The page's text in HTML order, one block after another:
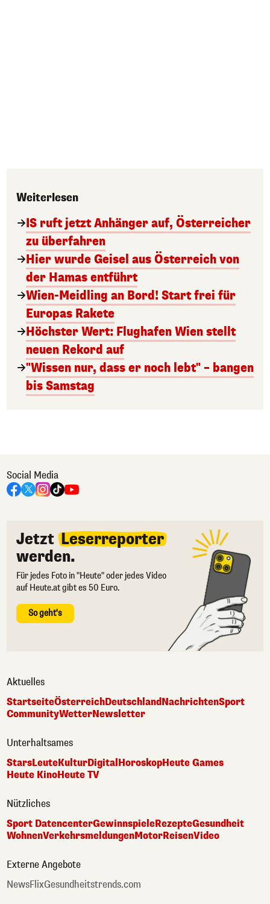
Weiterlesen
IS ruft jetzt Anhänger auf, Österreicher
zu überfahren
Hier wurde Geisel aus Österreich von
der Hamas entführt
Wien-Meidling an Bord! Start frei für
Europas Rakete
Höchster Wert: Flughafen Wien stellt
neuen Rekord auf
"Wissen nur, dass er noch lebt" – bangen
bis Samstag
Social Media
Jetzt Leserreporter
werden.
Für jedes Foto in "Heute" oder jedes Video
auf Heute.at gibt es 50 Euro.
So geht's
Aktuelles
StartseiteÖsterreichDeutschlandNachrichtenSport
CommunityWetterNewsletter
Unterhaltsames
StarsLeuteKulturDigital HoroskopHeute Games
Heute KinoHeute TV
Nützliches
Sport DatencenterGewinnspieleRezepteGesundheit
WohnenVerkehrsmeldungenMotorReisenVideo
Externe Angebote
NewsFlixGesundheitstrends.com